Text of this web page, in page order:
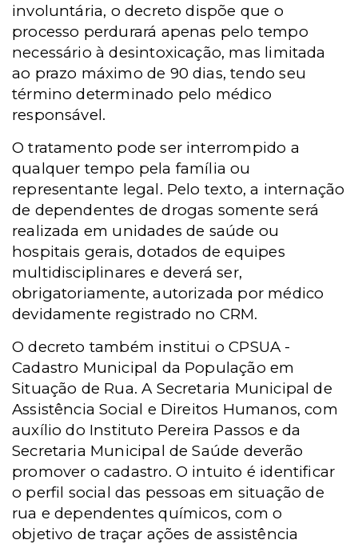
involuntária, o decreto dispõe que o
processo perdurará apenas pelo tempo
necessário à desintoxicação, mas limitada
ao prazo máximo de 90 dias, tendo seu
término determinado pelo médico
responsável.
O tratamento pode ser interrompido a
qualquer tempo pela família ou
representante legal. Pelo texto, a internação
de dependentes de drogas somente será
realizada em unidades de saúde ou
hospitais gerais, dotados de equipes
multidisciplinares e deverá ser,
obrigatoriamente, autorizada por médico
devidamente registrado no CRM.
O decreto também institui o CPSUA -
Cadastro Municipal da População em
Situação de Rua. A Secretaria Municipal de
Assistência Social e Direitos Humanos, com
auxílio do Instituto Pereira Passos e da
Secretaria Municipal de Saúde deverão
promover o cadastro. O intuito é identificar
o perfil social das pessoas em situação de
rua e dependentes químicos, com o
objetivo de traçar ações de assistência